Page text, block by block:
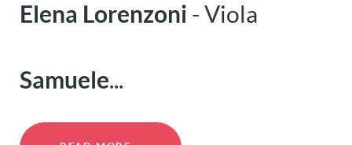
Elena Lorenzoni - Viola
Samuele...